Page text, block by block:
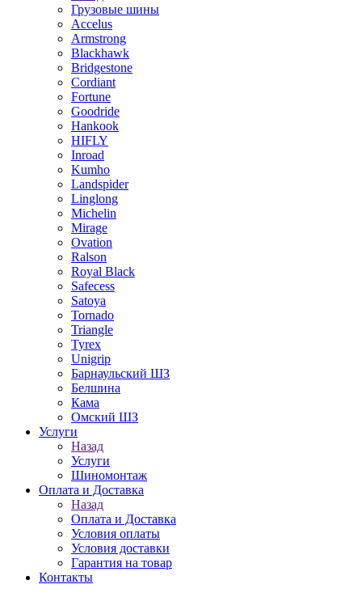
Грузовые шины
Accelus
Armstrong
Blackhawk
Bridgestone
Cordiant
Fortune
Goodride
Hankook
HIFLY
Inroad
Kumho
Landspider
Linglong
Michelin
Mirage
Ovation
Ralson
Royal Black
Safecess
Satoya
Tornado
Triangle
Tyrex
Unigrip
Барнаульский ШЗ
Белшина
Кама
Омский ШЗ
Услуги
Назад
Услуги
Шиномонтаж
Оплата и Доставка
Назад
Оплата и Доставка
Условия оплаты
Условия доставки
Гарантия на товар
Контакты